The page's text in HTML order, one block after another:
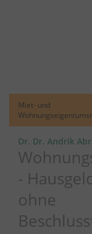
Miet- und
Dr. Dr. Andrik
-
ohne